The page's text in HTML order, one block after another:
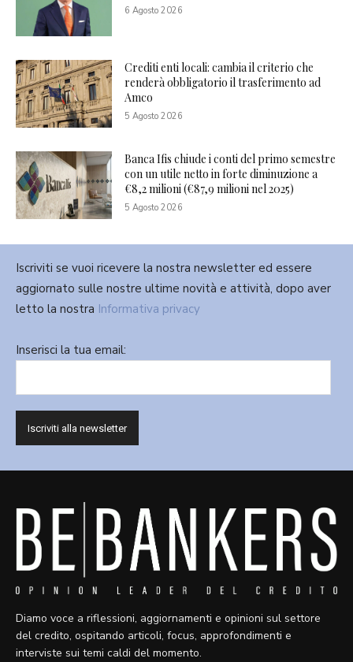
6 Agosto 2026
Crediti enti locali: cambia il criterio che
renderà obbligatorio il trasferimento ad
Amco
5 Agosto 2026
Banca Ifis chiude i conti del primo semestre
con un utile netto in forte diminuzione a
€8,2 milioni (€87,9 milioni nel 2025)
5 Agosto 2026
Iscriviti se vuoi ricevere la nostra newsletter ed essere
aggiornato sulle nostre ultime novità e attività, dopo aver
letto la nostra Informativa privacy
Inserisci la tua email:
Diamo voce a riflessioni, aggiornamenti e opinioni sul settore
del credito, ospitando articoli, focus, approfondimenti e
interviste sui temi caldi del momento.